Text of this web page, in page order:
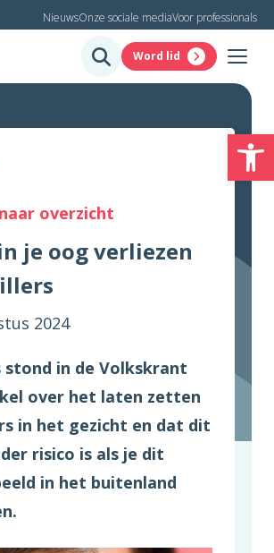
NieuwsOnze sociale mediaVoor professionals
Word lid
overzicht
je oog verliezen
2024
stond in de Volkskrant
over het laten zetten
in het gezicht en dat dit
risico is als je dit
in het buitenland